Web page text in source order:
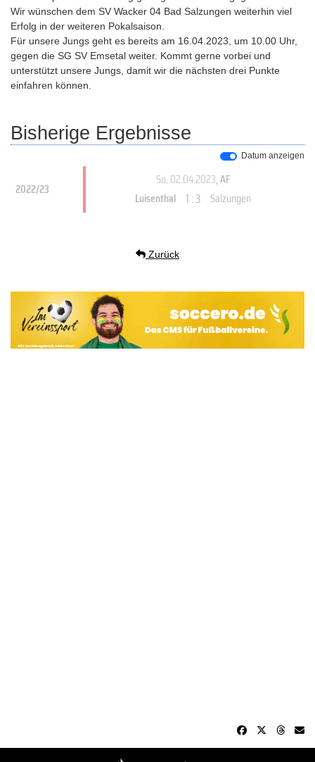
Wir wünschen dem SV Wacker 04 Bad Salzungen weiterhin viel
Erfolg in der weiteren Pokalsaison.
Für unsere Jungs geht es bereits am 16.04.2023, um 10.00 Uhr,
gegen die SG SV Emsetal weiter. Kommt gerne vorbei und
unterstützt unsere Jungs, damit wir die nächsten drei Punkte
einfahren können.
Bisherige Ergebnisse
Datum anzeigen
2022/23
So, 02.04.2023, AF
Luisenthal 1 : 3 Salzungen
Zurück